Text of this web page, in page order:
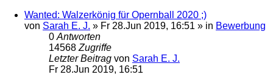
Wanted: Walzerkönig für Opernball 2020 ;)
von Sarah E. J. » Fr 28.Jun 2019, 16:51 » in Bewerbung
0 Antworten
14568 Zugriffe
Letzter Beitrag von Sarah E. J.
Fr 28.Jun 2019, 16:51